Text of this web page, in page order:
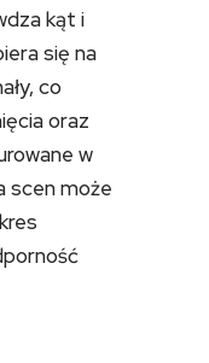
kąt i
się na
co
oraz
w
scen może